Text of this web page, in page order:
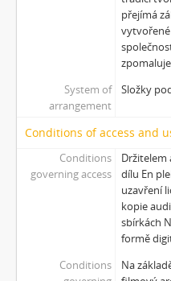
[Subseries] Burger
[Subseries] MHD –
[Subseries] Cesta
[Subseries] Der
[Subseries] Miss
[Subseries] Vteřina
[Subseries] 360°
[Subseries] Grátis
[Subseries] Jízda
[Subseries] Naše
[Subseries] Našla v
[Subseries]
[Subseries] Konec
[Subseries]
přejímá
vytvořené
System of
arrangement
Složky
Conditions of access and
Conditions
governing access
dílu En
uzavření
kopie
sbírkách
formě
Conditions
Na